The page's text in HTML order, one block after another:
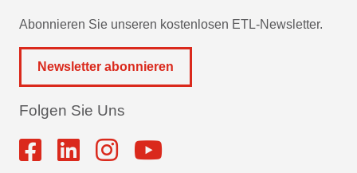
Abonnieren Sie unseren kostenlosen ETL-Newsletter.
Newsletter abonnieren
Folgen Sie Uns